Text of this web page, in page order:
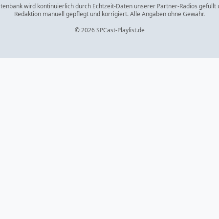
wird kontinuierlich durch Echtzeit-Daten unserer Partner-Radios gefüllt
Redaktion manuell gepflegt und korrigiert. Alle Angaben ohne Gewähr.
© 2026 SPCast-Playlist.de